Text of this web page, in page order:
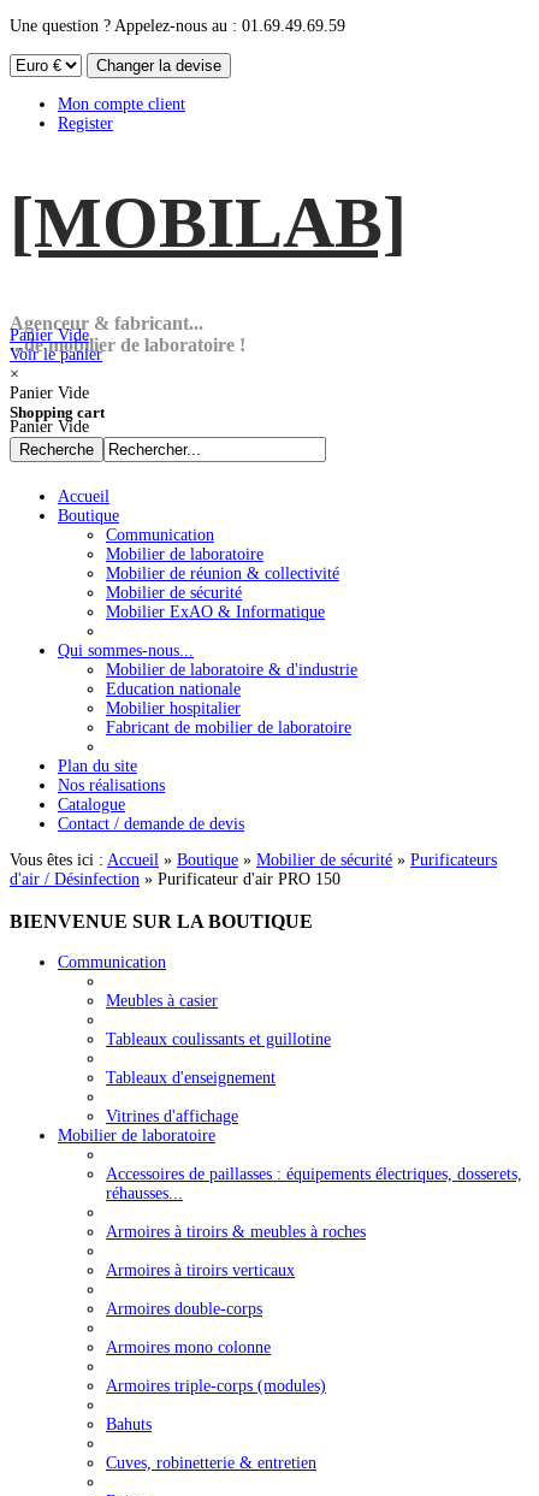
Une question ? Appelez-nous au : 01.69.49.69.59
Mon compte client
Register
[MOBILAB]
Agenceur & fabricant...
...de mobilier de laboratoire !
Panier Vide
Voir le panier
×
Panier Vide
Shopping cart
Panier Vide
Accueil
Boutique
Communication
Mobilier de laboratoire
Mobilier de réunion & collectivité
Mobilier de sécurité
Mobilier ExAO & Informatique
Qui sommes-nous...
Mobilier de laboratoire & d'industrie
Education nationale
Mobilier hospitalier
Fabricant de mobilier de laboratoire
Plan du site
Nos réalisations
Catalogue
Contact / demande de devis
Vous êtes ici : Accueil » Boutique » Mobilier de sécurité » Purificateurs
d'air / Désinfection » Purificateur d'air PRO 150
BIENVENUE SUR LA BOUTIQUE
Communication
Meubles à casier
Tableaux coulissants et guillotine
Tableaux d'enseignement
Vitrines d'affichage
Mobilier de laboratoire
Accessoires de paillasses : équipements électriques, dosserets,
réhausses...
Armoires à tiroirs & meubles à roches
Armoires à tiroirs verticaux
Armoires double-corps
Armoires mono colonne
Armoires triple-corps (modules)
Bahuts
Cuves, robinetterie & entretien